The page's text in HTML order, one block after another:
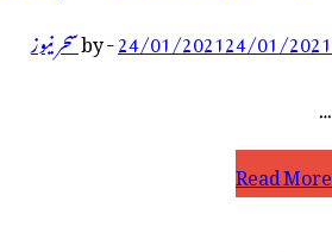
24/01/202124/01/2021
-
byسحر نیوز
…
جمعیۃ
Read More